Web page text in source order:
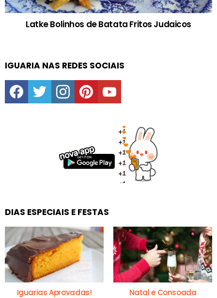
Latke Bolinhos de Batata Fritos Judaicos
IGUARIA NAS REDES SOCIAIS
facebooktwitter instagrampinterestyoutube
DIAS ESPECIAIS E FESTAS
Iguarias Aprovadas! Natal e Consoada